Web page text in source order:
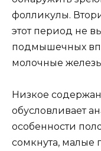
фолликулы.
этот период не
подмышечных
молочные
Низкое
обусловливает
особенности
сомкнута, малые